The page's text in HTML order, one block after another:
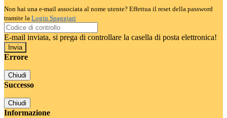
Non hai una e-mail associata al nome utente? Effettua il reset della password
tramite la Login Spaggiari
E-mail inviata, si prega di controllare la casella di posta elettronica!
Errore
Chiudi
Successo
Chiudi
Informazione